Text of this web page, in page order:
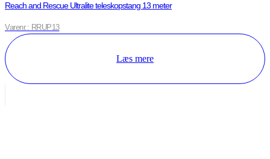
Reach and Rescue Ultralite teleskopstang 13 meter
Varenr.: RRUP13
Læs mere